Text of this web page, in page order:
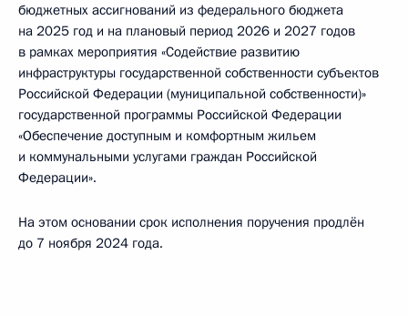
бюджетных ассигнований из федерального бюджета
на 2025 год и на плановый период 2026 и 2027 годов
в рамках мероприятия «Содействие развитию
инфраструктуры государственной собственности субъектов
Российской Федерации (муниципальной собственности)»
государственной программы Российской Федерации
«Обеспечение доступным и комфортным жильем
и коммунальными услугами граждан Российской
Федерации».
На этом основании срок исполнения поручения продлён
до 7 ноября 2024 года.